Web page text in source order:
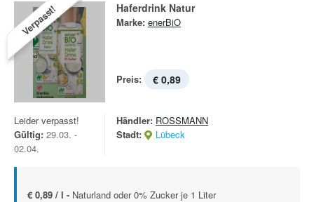
Verpasst! Haferdrink Natur
Marke: enerBiO
Preis: € 0,89
Leider verpasst!
Gültig: 29.03. -
02.04.
Händler: ROSSMANN
Stadt:
Lübeck
€ 0,89 / l - Naturland oder 0% Zucker je 1 Liter